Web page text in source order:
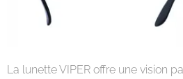
La lunette VIPER offre une vision